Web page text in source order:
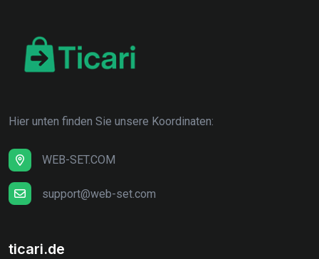
Hier unten finden Sie unsere Koordinaten:
WEB-SET.COM
support@web-set.com
ticari.de